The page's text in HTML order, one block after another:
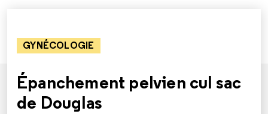
GYNÉCOLOGIE
Épanchement pelvien cul sac
de Douglas